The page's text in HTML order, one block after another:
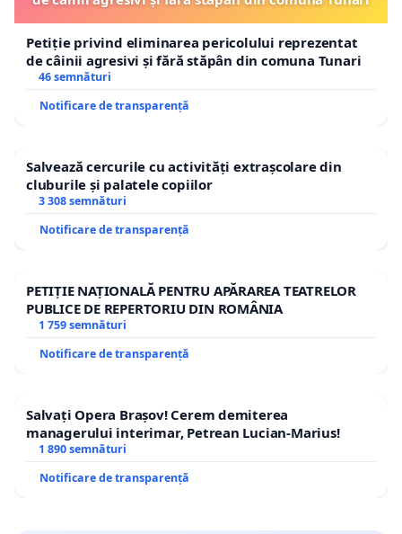
Petiție privind eliminarea pericolului reprezentat
de câinii agresivi și fără stăpân din comuna Tunari
46 semnături
Notificare de transparență
Salvează cercurile cu activități extrașcolare din
cluburile și palatele copiilor
3 308 semnături
Notificare de transparență
PETIȚIE NAȚIONALĂ PENTRU APĂRAREA TEATRELOR
PUBLICE DE REPERTORIU DIN ROMÂNIA
1 759 semnături
Notificare de transparență
Salvați Opera Brașov! Cerem demiterea
managerului interimar, Petrean Lucian-Marius!
1 890 semnături
Notificare de transparență